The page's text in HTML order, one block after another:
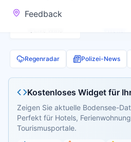
Feedback
Regenradar Polizei-News
Kostenloses Widget für
Zeigen Sie aktuelle Bodensee-
Perfekt für Hotels,
Tourismusportale.